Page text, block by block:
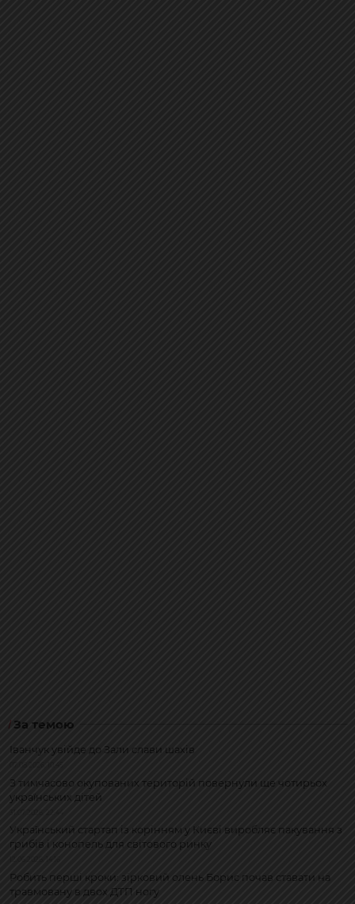
За темою
Іванчук увійде до Зали слави шахів
З тимчасово окупованих територій повернули ще чотирьох
українських дітей
Український стартап із корінням у Києві виробляє пакування з
грибів і конопель для світового ринку
Робить перші кроки: зірковий олень Борис почав ставати на
травмовану в двох ДТП ногу